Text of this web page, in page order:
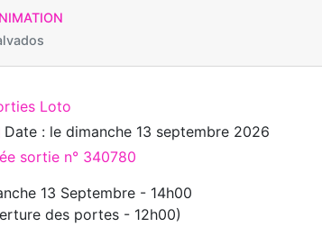
Loto
Date : ledimanche 13 septembre 2026
sortie n° 340780
13 Septembre - 14h00
des portes - 12h00)